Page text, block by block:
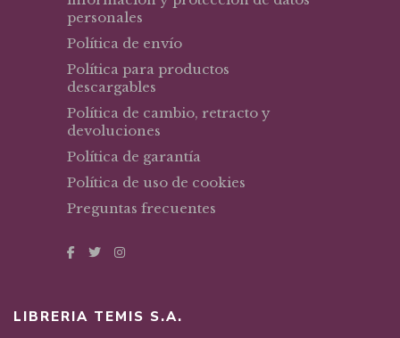
personales
Política de envío
Política para productos
descargables
Política de cambio, retracto y
devoluciones
Política de garantía
Política de uso de cookies
Preguntas frecuentes
LIBRERIA TEMIS S.A.